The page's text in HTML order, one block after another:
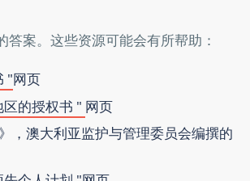
答案。这些资源可能会有所帮助：
"网页
的授权书 " 网页
》，澳大利亚监护与管理委员会编撰的